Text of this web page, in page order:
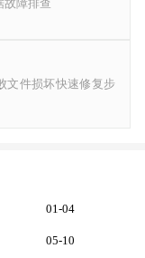
故障排查
文件损坏快速修复步
01-04
05-10